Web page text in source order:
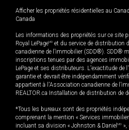
Afficher les propriétés résidentielles au
Canada
Les informations des propriétés sur ce site
Royal LePageMD et du service de distribution
canadienne de l’immobilier (SDD®). SDD®
inscriptions tenues par des agences
LePage et ses distributeurs. L'exactitude de
garantie et devrait être indépendamment
appartient à l'Association canadienne de
REALTOR.ca Installation de distribution de
*Tous les bureaux sont des propriétés
comprenant la mention « Services
incluant sa division « Johnston & Daniel MD »,